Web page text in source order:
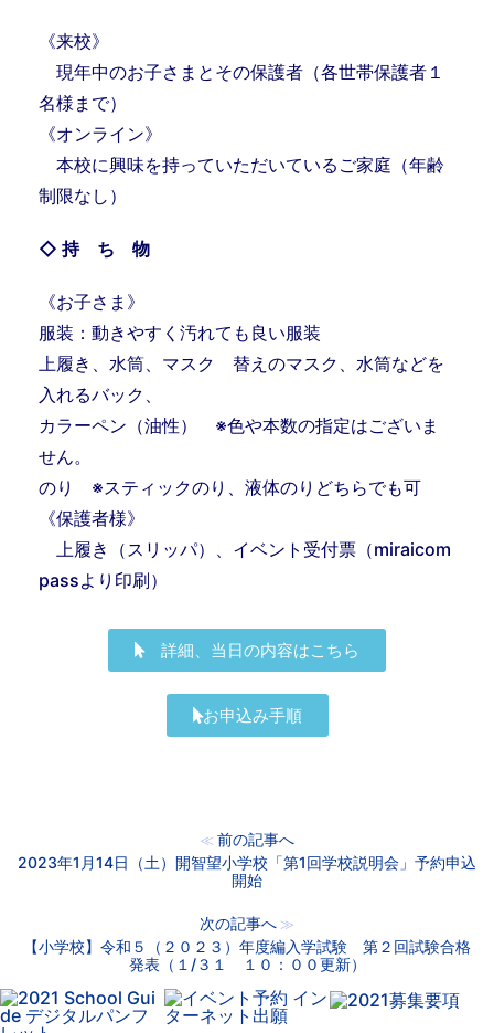
《来校》
現年中のお子さまとその保護者（各世帯保護者１
名様まで）
《オンライン》
本校に興味を持っていただいているご家庭（年齢
制限なし）
◇ 持 ち 物
《お子さま》
服装：動きやすく汚れても良い服装
上履き、水筒、マスク 替えのマスク、水筒などを
入れるバック、
カラーペン（油性） ※色や本数の指定はございま
せん。
のり ※スティックのり、液体のりどちらでも可
《保護者様》
上履き（スリッパ）、イベント受付票（miraicom
passより印刷）
詳細、当日の内容はこちら
お申込み手順
≪ 前の記事へ
2023年1月14日（土）開智望小学校「第1回学校説明会」予約申込
開始
次の記事へ ≫
【小学校】令和５（２０２３）年度編入学試験 第２回試験合格
発表（１/３１ １０：００更新）